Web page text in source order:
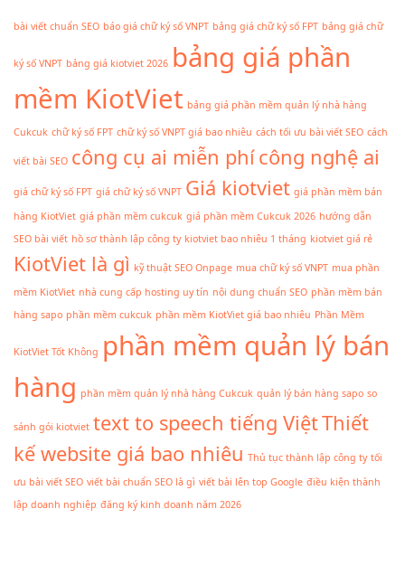
bài viết chuẩn SEO báo giá chữ ký số VNPT bảng giá chữ ký số FPT bảng giá chữ
ký số VNPT bảng giá kiotviet 2026 bảng giá phần
mềm KiotViet bảng giá phần mềm quản lý nhà hàng
Cukcuk chữ ký số FPT chữ ký số VNPT giá bao nhiêu cách tối ưu bài viết SEO cách
viết bài SEO công cụ ai miễn phícông nghệ ai
giá chữ ký số FPT giá chữ ký số VNPT Giá kiotviet giá phần mềm bán
hàng KiotViet giá phần mềm cukcuk giá phần mềm Cukcuk 2026 hướng dẫn
SEO bài viết hồ sơ thành lập công ty kiotviet bao nhiêu 1 tháng kiotviet giá rẻ
KiotViet là gì kỹ thuật SEO Onpage mua chữ ký số VNPT mua phần
mềm KiotViet nhà cung cấp hosting uy tín nội dung chuẩn SEO phần mềm bán
hàng sapo phần mềm cukcuk phần mềm KiotViet giá bao nhiêu Phần Mềm
KiotViet Tốt Không phần mềm quản lý bán
hàng phần mềm quản lý nhà hàng Cukcuk quản lý bán hàng sapo so
sánh gói kiotviet text to speech tiếng ViệtThiết
kế website giá bao nhiêu Thủ tục thành lập công ty tối
ưu bài viết SEO viết bài chuẩn SEO là gì viết bài lên top Google điều kiện thành
lập doanh nghiệp đăng ký kinh doanh năm 2026